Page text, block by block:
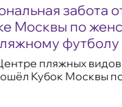
забота
Москвы по
футболу
пляжных
Кубок Москвы